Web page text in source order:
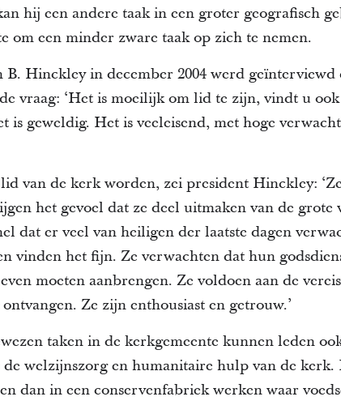
hij een andere taak in een groter geografisch
om een minder zware taak op zich te nemen.
B. Hinckley in december 2004 werd
vraag: ‘Het is moeilijk om lid te zijn, vindt u
is geweldig. Het is veeleisend, met hoge
van de kerk worden, zei president Hinckley:
het gevoel dat ze deel uitmaken van de grote
dat er veel van heiligen der laatste dagen
vinden het fijn. Ze verwachten dat hun
moeten aanbrengen. Ze voldoen aan de
Ze zijn enthousiast en getrouw.’
taken in de kerkgemeente kunnen leden
de welzijnszorg en humanitaire hulp van de
dan in een conservenfabriek werken waar